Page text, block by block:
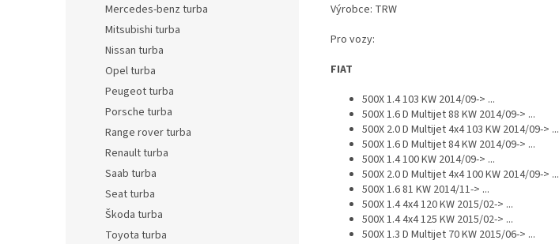
Mercedes-benz turba
Mitsubishi turba
Nissan turba
Opel turba
Peugeot turba
Porsche turba
Range rover turba
Renault turba
Saab turba
Seat turba
Škoda turba
Toyota turba
Výrobce: TRW
Pro vozy:
FIAT
500X 1.4 103 KW 2014/09-> ...
500X 1.6 D Multijet 88 KW 2014/09-> ...
500X 2.0 D Multijet 4x4 103 KW 2014/09-> ...
500X 1.6 D Multijet 84 KW 2014/09-> ...
500X 1.4 100 KW 2014/09-> ...
500X 2.0 D Multijet 4x4 100 KW 2014/09-> ...
500X 1.6 81 KW 2014/11-> ...
500X 1.4 4x4 120 KW 2015/02-> ...
500X 1.4 4x4 125 KW 2015/02-> ...
500X 1.3 D Multijet 70 KW 2015/06-> ...